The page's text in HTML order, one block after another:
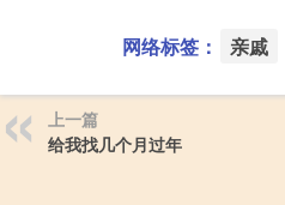
网络标签： 亲戚
上一篇
给我找几个月过年